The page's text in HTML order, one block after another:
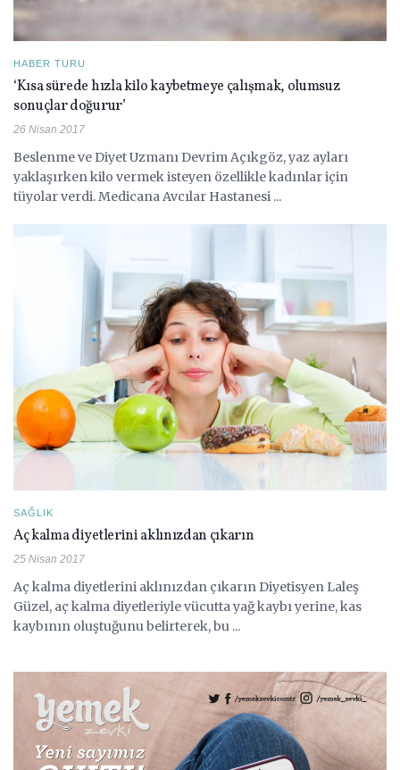
HABER TURU
‘Kısa sürede hızla kilo kaybetmeye çalışmak, olumsuz
sonuçlar doğurur’
26 Nisan 2017
Beslenme ve Diyet Uzmanı Devrim Açıkgöz, yaz ayları
yaklaşırken kilo vermek isteyen özellikle kadınlar için
tüyolar verdi. Medicana Avcılar Hastanesi ...
SAĞLIK
Aç kalma diyetlerini aklınızdan çıkarın
25 Nisan 2017
Aç kalma diyetlerini aklınızdan çıkarın Diyetisyen Laleş
Güzel, aç kalma diyetleriyle vücutta yağ kaybı yerine, kas
kaybının oluştuğunu belirterek, bu ...